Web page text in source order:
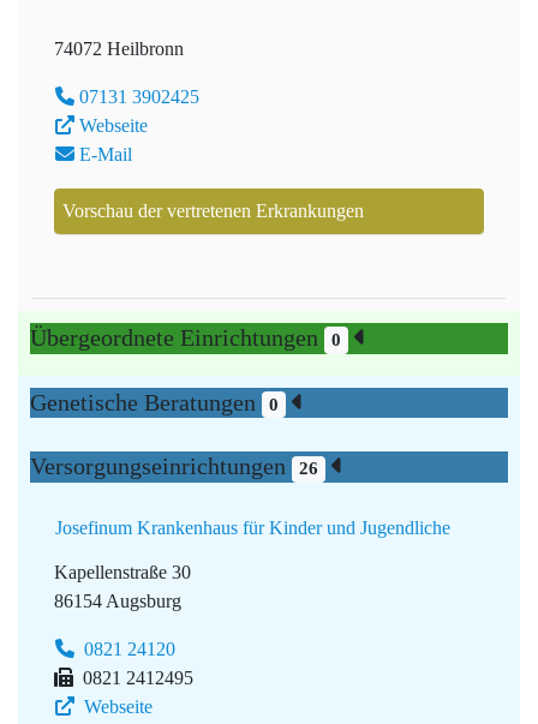
74072 Heilbronn
07131 3902425
Webseite
E-Mail
Vorschau der vertretenen Erkrankungen
Übergeordnete Einrichtungen 0
Genetische Beratungen 0
Versorgungseinrichtungen 26
Josefinum Krankenhaus für Kinder und Jugendliche
Kapellenstraße 30
86154 Augsburg
0821 24120
0821 2412495
Webseite